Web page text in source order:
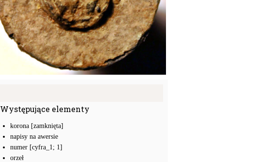
Występujące elementy
korona [zamknięta]
napisy na awersie
numer [cyfra_1; 1]
orzeł